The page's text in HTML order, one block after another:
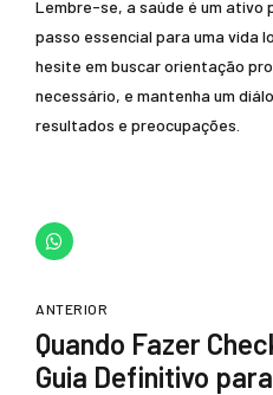
Lembre-se, a saúde é um ativo
passo essencial para uma vida
hesite em buscar orientação
necessário, e mantenha um
resultados e preocupações.
ANTERIOR
Quando Fazer
Guia Definitivo